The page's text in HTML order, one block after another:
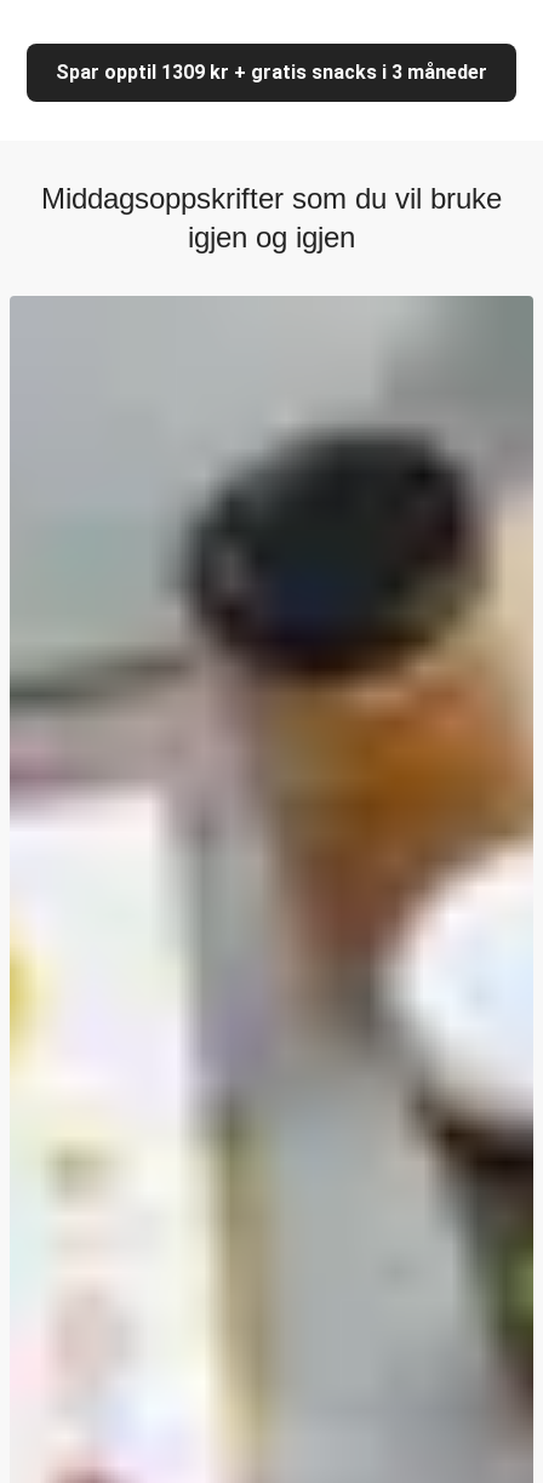
Spar opptil 1309 kr + gratis snacks i 3 måneder
Middagsoppskrifter som du vil bruke
igjen og igjen